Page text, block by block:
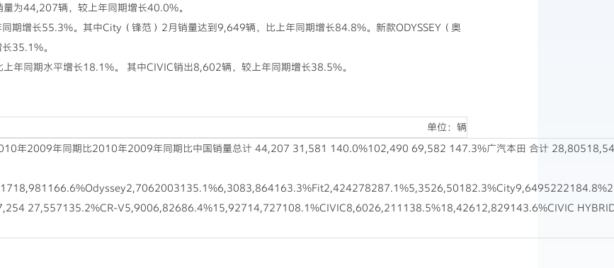
44,207辆，较上年同期增长40.0%。
增长55.3%。其中City（锋范）2月销量达到9,649辆，比上年同期增长84.8%。新款ODYSSEY（奥
35.1%。
同期水平增长18.1%。 其中CIVIC销出8,602辆，较上年同期增长38.5%。
单位：辆
年同期比2010年2009年同期比中国销量总计 44,207 31,581 140.0%102,490 69,582 147.3%广汽本田 合计
27,557135.2%CR-V5,9006,82686.4%15,92714,727108.1%CIVIC8,6026,211138.5%18,42612,829143.6%CIVIC